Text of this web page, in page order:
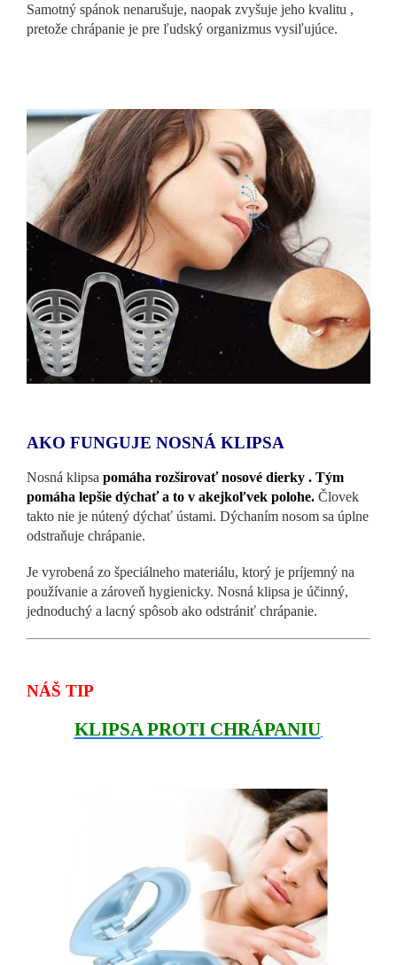
Samotný spánok nenarušuje, naopak zvyšuje jeho kvalitu ,
pretože chrápanie je pre ľudský organizmus vysiľujúce.
AKO FUNGUJE NOSNÁ KLIPSA
Nosná klipsa pomáha rozširovať nosové dierky . Tým
pomáha lepšie dýchať a to v akejkoľvek polohe. Človek
takto nie je nútený dýchať ústami. Dýchaním nosom sa úplne
odstraňuje chrápanie.
Je vyrobená zo špeciálneho materiálu, ktorý je príjemný na
používanie a zároveň hygienicky. Nosná klipsa je účinný,
jednoduchý a lacný spôsob ako odstrániť chrápanie.
NÁŠ TIP
KLIPSA PROTI CHRÁPANIU